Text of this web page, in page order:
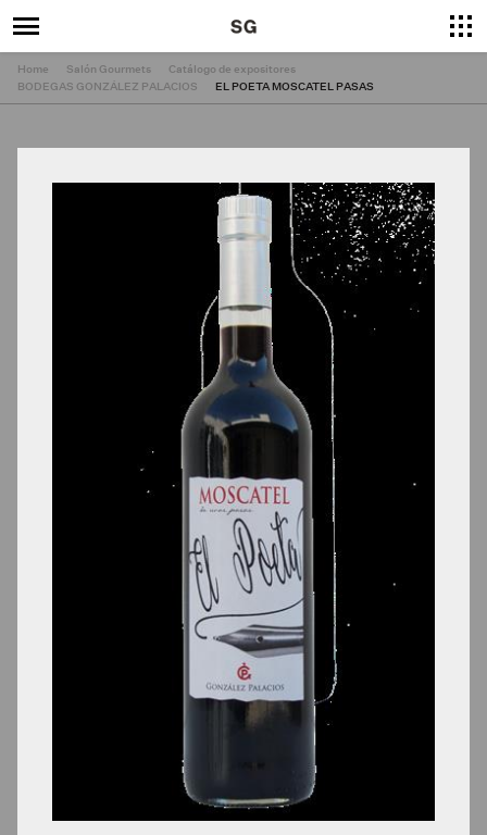
Home Salón Gourmets
Catálogo de expositores
BODEGAS GONZÁLEZ PALACIOS
EL POETA MOSCATEL PASAS
Cerrar